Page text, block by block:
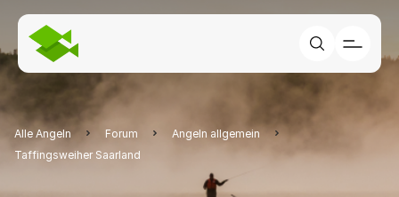
Alle Angeln Forum
Angeln allgemein
Taffingsweiher Saarland